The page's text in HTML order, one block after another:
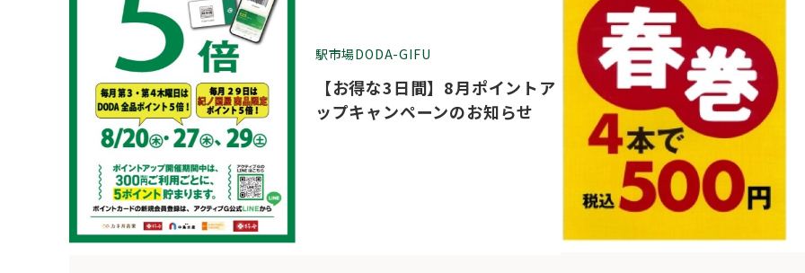
駅市場DODA-GIFU
【お得な3日間】8月ポイントア
ップキャンペーンのお知らせ